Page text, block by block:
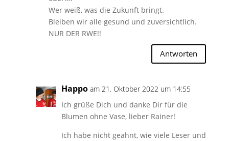
Wer weiß, was die Zukunft bringt.
Bleiben wir alle gesund und zuversichtlich.
NUR DER RWE!!
Antworten
Happo am 21. Oktober 2022 um 14:55
Ich grüße Dich und danke Dir für die
Blumen ohne Vase, lieber Rainer!
Ich habe nicht geahnt, wie viele Leser und